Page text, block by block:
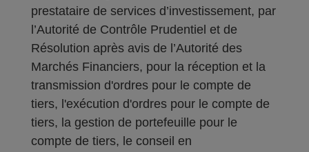
prestataire de services d’investissement, par
l’Autorité de Contrôle Prudentiel et de
Résolution après avis de l’Autorité des
Marchés Financiers, pour la réception et la
transmission d'ordres pour le compte de
tiers, l'exécution d'ordres pour le compte de
tiers, la gestion de portefeuille pour le
compte de tiers, le conseil en